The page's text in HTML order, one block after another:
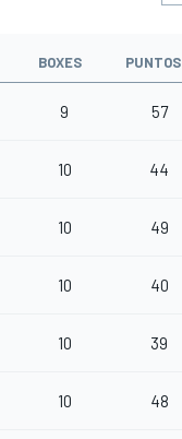
BOXES PUNTOS
9 57
10 44
10 49
10 40
10 39
10 48